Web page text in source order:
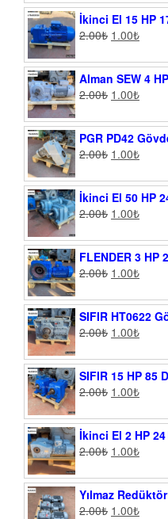
İkinci El 15 HP
2.00₺ 1.00₺
Alman SEW 4
2.00₺ 1.00₺
PGR PD42
2.00₺ 1.00₺
İkinci El 50 HP
2.00₺ 1.00₺
FLENDER 3 HP
2.00₺ 1.00₺
SIFIR HT0622
2.00₺ 1.00₺
SIFIR 15 HP 85
2.00₺ 1.00₺
İkinci El 2 HP
2.00₺ 1.00₺
Yılmaz
2.00₺ 1.00₺